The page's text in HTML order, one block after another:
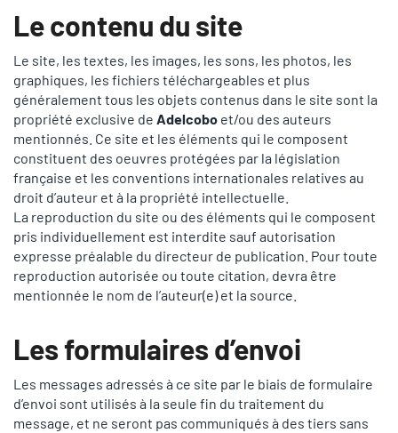
Le contenu du site
Le site, les textes, les images, les sons, les photos, les
graphiques, les fichiers téléchargeables et plus
généralement tous les objets contenus dans le site sont la
propriété exclusive de Adelcobo et/ou des auteurs
mentionnés. Ce site et les éléments qui le composent
constituent des oeuvres protégées par la législation
française et les conventions internationales relatives au
droit d’auteur et à la propriété intellectuelle.
La reproduction du site ou des éléments qui le composent
pris individuellement est interdite sauf autorisation
expresse préalable du directeur de publication. Pour toute
reproduction autorisée ou toute citation, devra être
mentionnée le nom de l’auteur(e) et la source.
Les formulaires d’envoi
Les messages adressés à ce site par le biais de formulaire
d’envoi sont utilisés à la seule fin du traitement du
message, et ne seront pas communiqués à des tiers sans